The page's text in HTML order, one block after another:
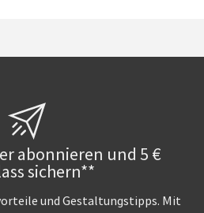
abonnieren und 5 €
sichern**
und Gestaltungstipps. Mit